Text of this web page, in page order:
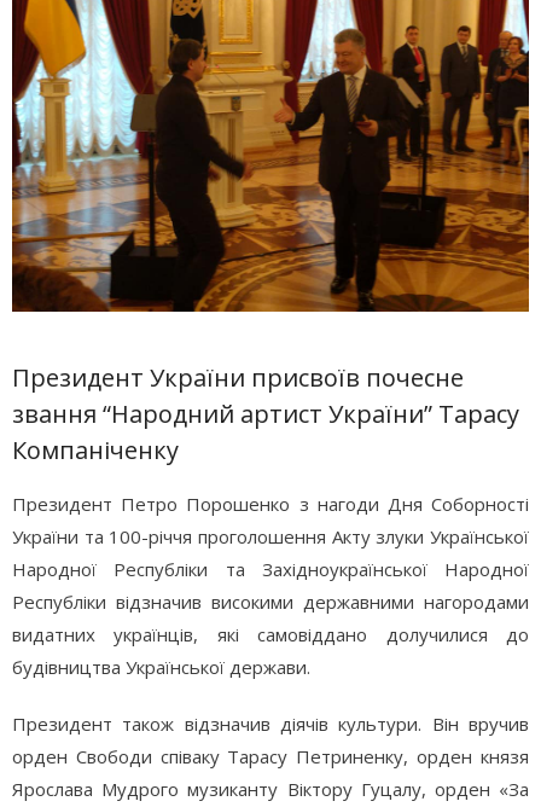
Президент України присвоїв почесне
звання “Народний артист України” Тарасу
Компаніченку
Президент Петро Порошенко з нагоди Дня Соборності
України та 100-річчя проголошення Акту злуки Української
Народної Республіки та Західноукраїнської Народної
Республіки відзначив високими державними нагородами
видатних українців, які самовіддано долучилися до
будівництва Української держави.
Президент також відзначив діячів культури. Він вручив
орден Свободи співаку Тарасу Петриненку, орден князя
Ярослава Мудрого музиканту Віктору Гуцалу, орден «За